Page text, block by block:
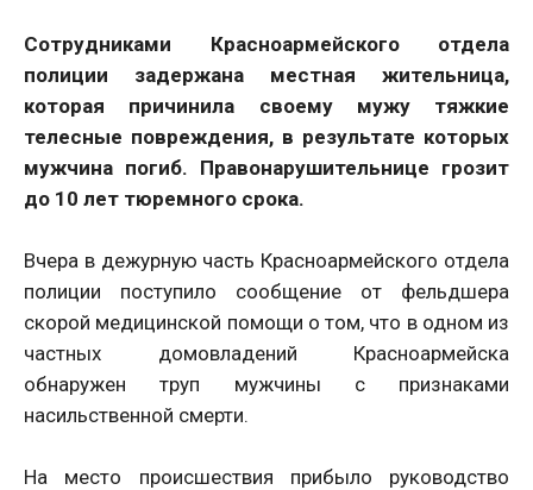
Сотрудниками Красноармейского отдела
полиции задержана местная жительница,
которая причинила своему мужу тяжкие
телесные повреждения, в результате которых
мужчина погиб. Правонарушительнице грозит
до 10 лет тюремного срока.
Вчера в дежурную часть Красноармейского отдела
полиции поступило сообщение от фельдшера
скорой медицинской помощи о том, что в одном из
частных домовладений Красноармейска
обнаружен труп мужчины с признаками
насильственной смерти.
На место происшествия прибыло руководство